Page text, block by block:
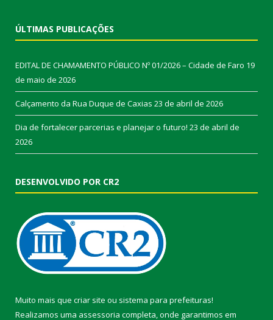
ÚLTIMAS PUBLICAÇÕES
EDITAL DE CHAMAMENTO PÚBLICO Nº 01/2026 – Cidade de Faro 19
de maio de 2026
Calçamento da Rua Duque de Caxias 23 de abril de 2026
Dia de fortalecer parcerias e planejar o futuro! 23 de abril de
2026
DESENVOLVIDO POR CR2
Muito mais que criar site ou sistema para prefeituras!
Realizamos uma assessoria completa, onde garantimos em